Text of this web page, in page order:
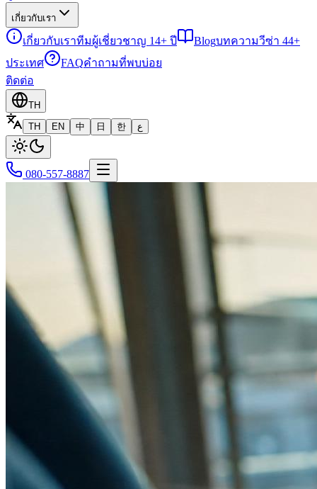
เกี่ยวกับเรา
เกี่ยวกับเราทีมผู้เชี่ยวชาญ 14+ ปี Blogบทความวีซ่า 44+
ประเทศ
FAQคำถามที่พบบ่อย
ติดต่อ
TH
TH
EN 中 日 한 ع
080-557-8887